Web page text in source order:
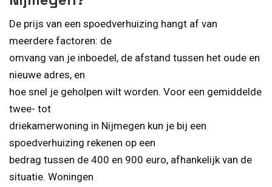
De prijs van een spoedverhuizing hangt af van
meerdere factoren: de
omvang van je inboedel, de afstand tussen het oude en
nieuwe adres, en
hoe snel je geholpen wilt worden. Voor een gemiddelde
twee- tot
driekamerwoning in Nijmegen kun je bij een
spoedverhuizing rekenen op een
bedrag tussen de 400 en 900 euro, afhankelijk van de
situatie. Woningen